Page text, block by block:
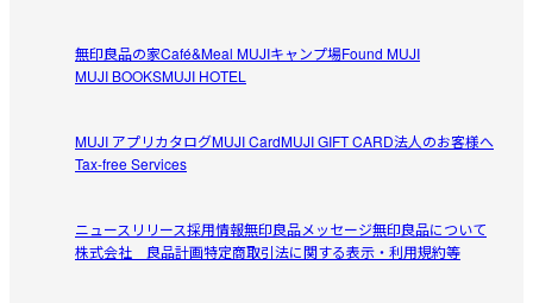
無印良品の家Café&Meal MUJIキャンプ場Found MUJI
MUJI BOOKSMUJI HOTEL
MUJI アプリカタログMUJI CardMUJI GIFT CARD法人のお客様へ
Tax-free Services
ニュースリリース採用情報無印良品メッセージ無印良品について
株式会社 良品計画特定商取引法に関する表示・利用規約等